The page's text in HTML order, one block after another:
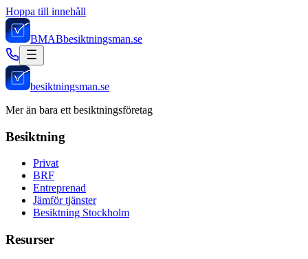
Hoppa till innehåll
BMABbesiktningsman.se
besiktningsman.se
Mer än bara ett besiktningsföretag
Besiktning
Privat
BRF
Entreprenad
Jämför tjänster
Besiktning Stockholm
Resurser